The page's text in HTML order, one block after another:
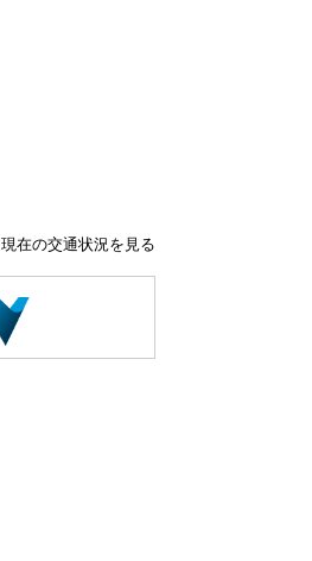
現在の交通状況を見る